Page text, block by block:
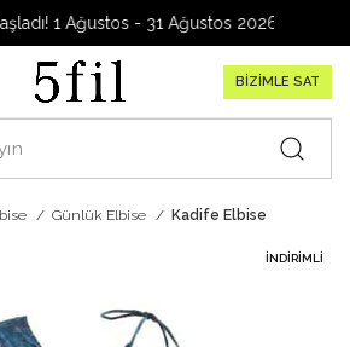
1 Ağustos - 31 Ağustos 2026
BİZİMLE SAT
Günlük Elbise Kadife Elbise
İNDIRIMLI